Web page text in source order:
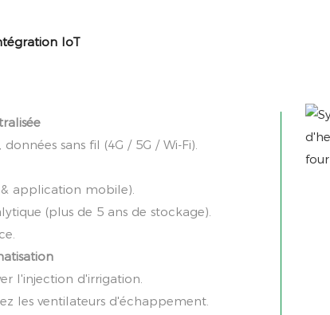
IoT
sans fil (4G / 5G / Wi-Fi).
application mobile).
(plus de 5 ans de stockage).
l'injection d'irrigation.
les ventilateurs d'échappement.